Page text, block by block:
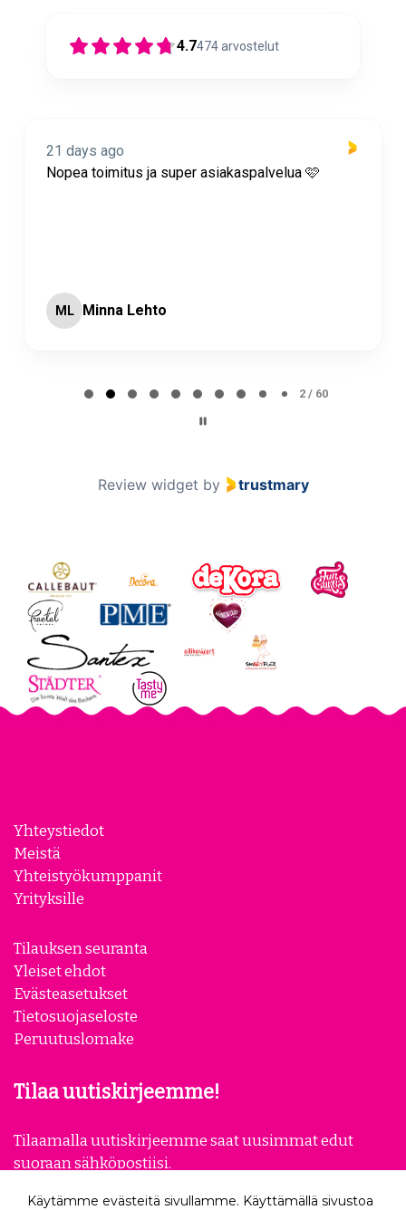
4.7474arvostelut
21 days ago
Nopea toimitus ja super asiakaspalvelua 🩷
ML Minna Lehto
2 / 60
Review widget by trustmary
Yhteystiedot
Meistä
Yhteistyökumppanit
Yrityksille
Tilauksen seuranta
Yleiset ehdot
Evästeasetukset
Tietosuojaseloste
Peruutuslomake
Tilaa uutiskirjeemme!
Tilaamalla uutiskirjeemme saat uusimmat edut
suoraan sähköpostiisi.
Käytämme evästeitä sivullamme. Käyttämällä sivustoa